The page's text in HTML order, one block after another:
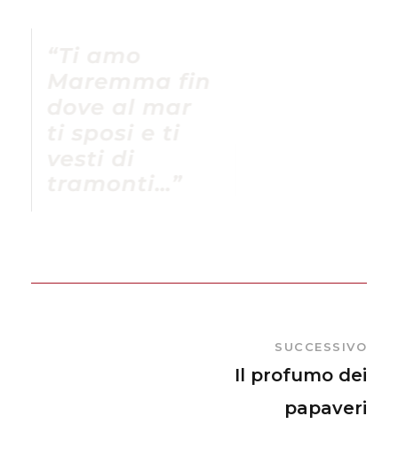
SUCCESSIVO
Il profumo dei
papaveri